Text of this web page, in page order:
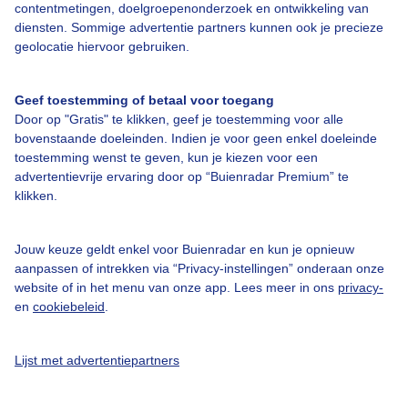
contentmetingen, doelgroepenonderzoek en ontwikkeling van
diensten. Sommige advertentie partners kunnen ook je precieze
geolocatie hiervoor gebruiken.
Geef toestemming of betaal voor toegang
Door op "Gratis" te klikken, geef je toestemming voor alle
bovenstaande doeleinden. Indien je voor geen enkel doeleinde
toestemming wenst te geven, kun je kiezen voor een
advertentievrije ervaring door op “Buienradar Premium” te
klikken.
Jouw keuze geldt enkel voor Buienradar en kun je opnieuw
aanpassen of intrekken via “Privacy-instellingen” onderaan onze
website of in het menu van onze app. Lees meer in ons privacy-
en cookiebeleid
Lijst met advertentiepartners
Over Buienradar
Bedrijfsgegevens
Veelgestelde vragen
Contact
Toegankelijkheid
Adverteren
Buienradar Team
Privacy beleid